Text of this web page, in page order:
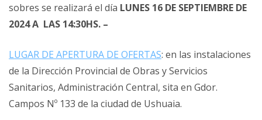
sobres se realizará el día LUNES 16 DE SEPTIEMBRE DE
2024 A LAS 14:30HS. –
LUGAR DE APERTURA DE OFERTAS: en las instalaciones
de la Dirección Provincial de Obras y Servicios
Sanitarios, Administración Central, sita en Gdor.
Campos Nº 133 de la ciudad de Ushuaia.